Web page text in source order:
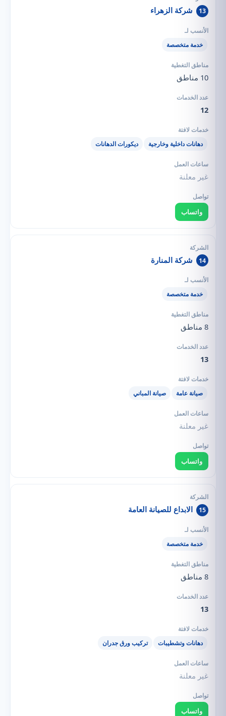
13 شركة الزهراء
خدمة متخصصة
10 مناطق
12
دهانات داخلية وخارجية ديكورات الدهانات
غير معلنة
واتساب
14 شركة المنارة
خدمة متخصصة
8 مناطق
13
صيانة عامة صيانة المباني
غير معلنة
واتساب
15 الابداع للصيانة العامة
خدمة متخصصة
8 مناطق
13
دهانات وتشطيبات تركيب ورق جدران
غير معلنة
واتساب